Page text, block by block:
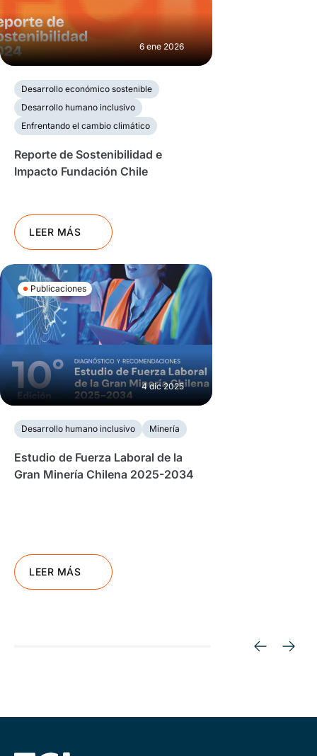
6 ene 2026
Desarrollo económico sostenible
Desarrollo humano inclusivo
Enfrentando el cambio climático
Reporte de Sostenibilidad e
Impacto Fundación Chile
LEER MÁS
Publicaciones
4 dic 2025
Desarrollo humano inclusivo Minería
Estudio de Fuerza Laboral de la
Gran Minería Chilena 2025-2034
LEER MÁS